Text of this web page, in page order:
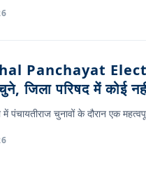
Panchayat
चुने, जिला परिषद में कोई
पंचायतीराज चुनावों के दौरान एक